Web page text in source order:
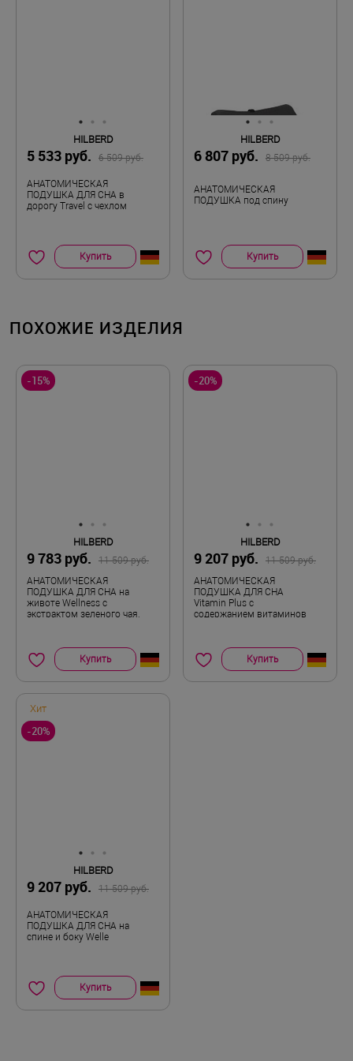
HILBERD
5 533 руб. 6 509 руб.
АНАТОМИЧЕСКАЯ
ПОДУШКА ДЛЯ СНА в
дорогу Travel с чехлом
Купить
HILBERD
6 807 руб. 8 509 руб.
АНАТОМИЧЕСКАЯ
ПОДУШКА под спину
Купить
ПОХОЖИЕ ИЗДЕЛИЯ
-15%
HILBERD
9 783 руб.
11 509 руб.
АНАТОМИЧЕСКАЯ
ПОДУШКА ДЛЯ СНА на
животе Wellness с
экстрактом зеленого чая,
Купить
-20%
HILBERD
9 207 руб.
11 509 руб.
АНАТОМИЧЕСКАЯ
ПОДУШКА ДЛЯ СНА
Vitamin Plus с
содержанием витаминов
Купить
Хит
-20%
HILBERD
9 207 руб. 11 509 руб.
АНАТОМИЧЕСКАЯ
ПОДУШКА ДЛЯ СНА на
спине и боку Welle
Купить